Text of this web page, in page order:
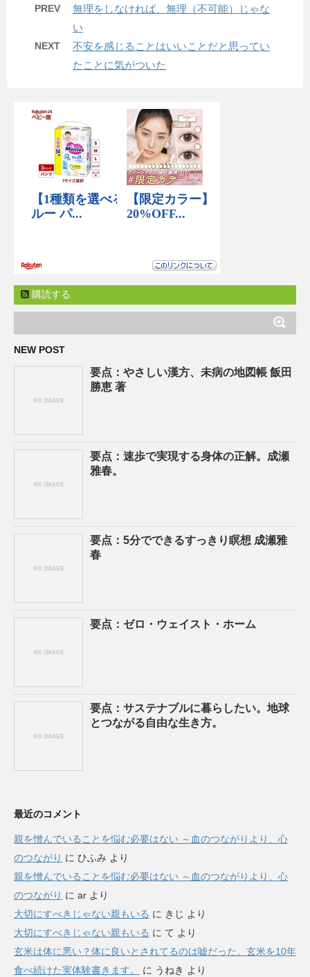
PREV
無理をしなければ、無理（不可能）じゃな
い
NEXT
不安を感じることはいいことだと思ってい
たことに気がついた
購読する
NEW POST
要点：やさしい漢方、未病の地図帳 飯田
勝恵 著
要点：速歩で実現する身体の正解。成瀬
雅春。
要点：5分でできるすっきり瞑想 成瀬雅
春
要点：ゼロ・ウェイスト・ホーム
要点：サステナブルに暮らしたい。地球
とつながる自由な生き方。
最近のコメント
親を憎んでいることを悩む必要はない ～血のつながりより、心
のつながり に ひふみ より
親を憎んでいることを悩む必要はない ～血のつながりより、心
のつながり に ar より
大切にすべきじゃない親もいる に きじ より
大切にすべきじゃない親もいる に て より
玄米は体に悪い？体に良いとされてるのは嘘だった。玄米を10年
食べ続けた実体験書きます。
に うねき より